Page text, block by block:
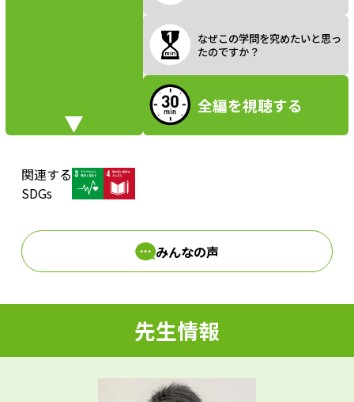
V
i
e
o
なぜこの学問を究めたいと思っ
たのですか？
全編を視聴する
関連する
SDGs
みんなの声
先生情報